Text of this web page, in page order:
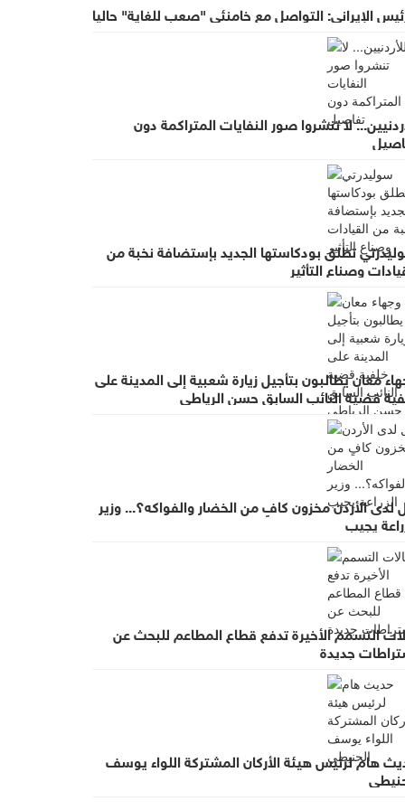
الإيراني: التواصل مع خامنئي "صعب للغاية" حاليا
لا تنشروا صور النفايات المتراكمة دون
تطلق بودكاستها الجديد بإستضافة نخبة من
وصناع التأثير
معان يطالبون بتأجيل زيارة شعبية إلى المدينة على
قضية النائب السابق حسن الرياطي
لدى الأردن مخزون كافٍ من الخضار والفواكه؟... وزير
يجيب
التسمم الأخيرة تدفع قطاع المطاعم للبحث عن
جديدة
هام لرئيس هيئة الأركان المشتركة اللواء يوسف